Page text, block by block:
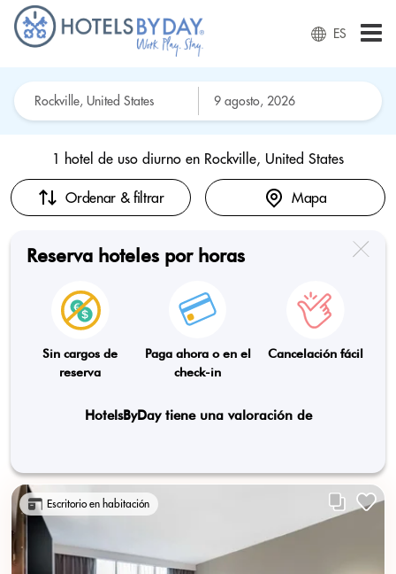
ES
1 hotel de uso diurno en Rockville, United States
Ordenar & filtrar Mapa
Reserva hoteles por horas
Sin cargos de
reserva
Paga ahora o en el
check-in
Cancelación fácil
HotelsByDay tiene una valoración de
Escritorio en habitación